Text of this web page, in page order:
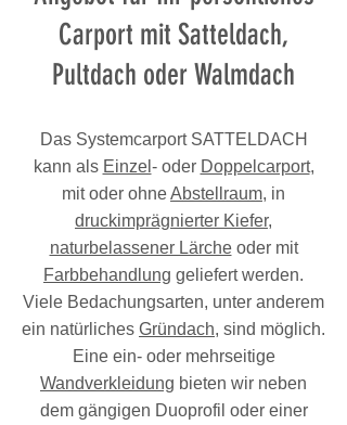
Carport mit Satteldach,
Pultdach oder Walmdach
Das Systemcarport SATTELDACH
kann als Einzel - oder Doppelcarport,
mit oder ohneAbstellraum, in
druckimprägnierter Kiefer,
naturbelassener Lärcheoder mit
Farbbehandlung geliefert werden.
Viele Bedachungsarten, unter anderem
ein natürliches Gründach, sind möglich.
Eine ein- oder mehrseitige
Wandverkleidung bieten wir neben
dem gängigen Duoprofil oder einer